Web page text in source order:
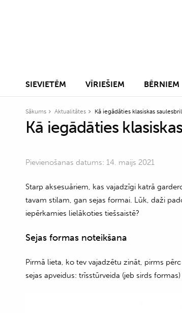
SIEVIETĒM VĪRIEŠIEM BĒRNIEM
Sākums Aktualitātes Kā iegādāties klasiskas
Kā iegādāties
Pievienošanas datums: 14. maijs 2021
Starp aksesuāriem, kas vajadzīgi katrā
tavam stilam, gan sejas formai. Lūk, daži
iepērkamies lielākoties tiešsaistē?
Sejas formas noteikšana
Pirmā lieta, ko tev vajadzētu zināt, pirms
sejas apveidus: trīsstūrveida (jeb sirds